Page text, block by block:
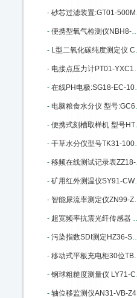
- 砂芯过滤装置:GT01-500ML库号：M215978
- 便携型氧气检测仪NBH8-O2库号：M289343
- L型二氧化碳纯度测定仪 CS30-L：M310814
- 电接点压力计PT01-YXC100-150库号：M342423
- 在线PH电极:SG18-EC-100GTSO-05B：M370179
- 电脑粮食水分仪 型号:GC60/SF1G：M391395
- 便携式刻槽取样机 型号HT62-DSD-230 M22461
- 干草水分仪型号TK31-100库号M149295
- 移频在线测试记录表ZZ18-CD96-3Z：M200674
- 矿用红外测温仪SY91-CWH700 M269990
- 智能尿流率测定仪ZN99-ZNC961A：M272181
- 超宽频率抗震光纤传感器 MKM-2200 M314923
- 污染指数SDI测定HZ36-SDI-2000库号M325162
- 移动式平板充电柜30位TB93-HJ-CM06 M343695
- 钢球粗糙度测量仪 LY71-CU9505B M385937
- 轴位移监测仪AN31-VB-Z410库号：M389977